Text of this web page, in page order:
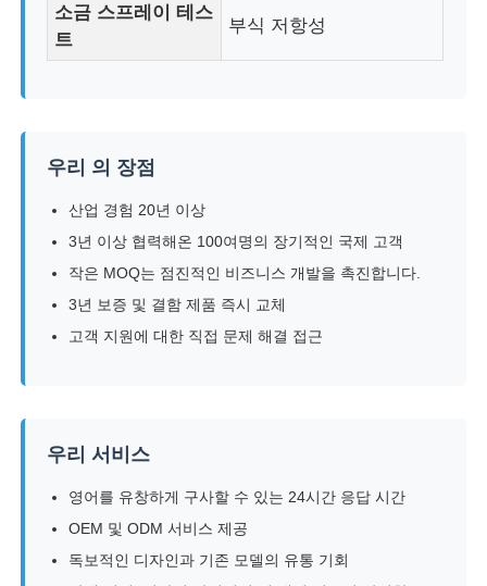
견적 요청
LED 메쉬 디스플레이
투명한 LED 디스플레이
LED 그릴 화면
투명 디스플레이 화면
소금 스프레이 테스
트
부식 저항성
우리 의 장점
산업 경험 20년 이상
3년 이상 협력해온 100여명의 장기적인 국제 고객
작은 MOQ는 점진적인 비즈니스 개발을 촉진합니다.
3년 보증 및 결함 제품 즉시 교체
고객 지원에 대한 직접 문제 해결 접근
우리 서비스
영어를 유창하게 구사할 수 있는 24시간 응답 시간
OEM 및 ODM 서비스 제공
독보적인 디자인과 기존 모델의 유통 기회